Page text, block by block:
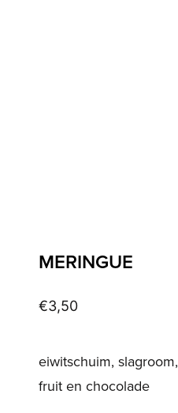
MERINGUE
€3,50
eiwitschuim, slagroom,
fruit en chocolade